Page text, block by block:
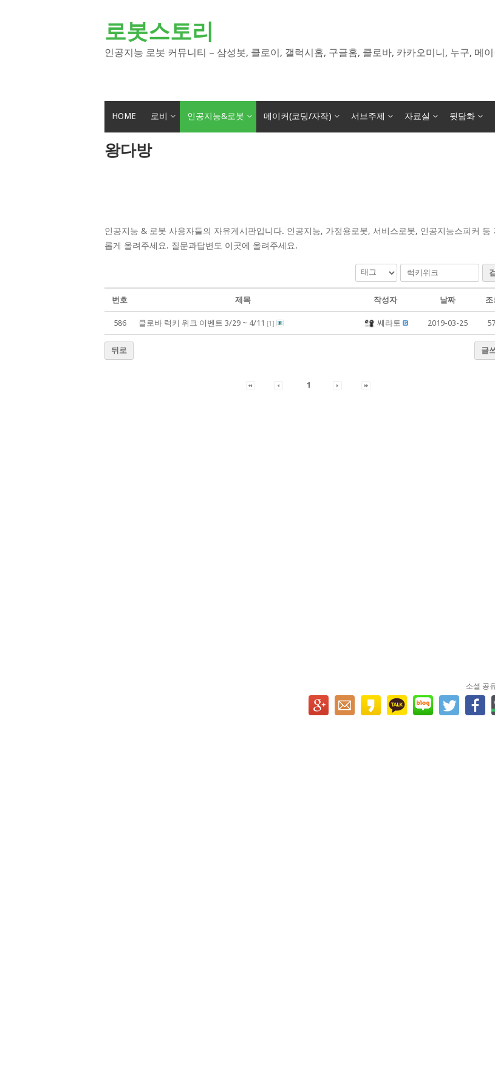
로봇스토리
인공지능 로봇 커뮤니티 – 삼성봇, 클로이, 갤럭시홈, 구글홈, 클로바, 카카오미니, 누구, 메
HOME 로비 인공지능&로봇 메이커(코딩/자작) 서브주제 자료실 뒷담화
왕다방
인공지능 & 로봇 사용자들의 자유게시판입니다. 인공지능, 가정용로봇, 서비스로봇, 인공지능스피커 등
롭게 올려주세요. 질문과답변도 이곳에 올려주세요.
번호 제목 작성자 날짜 조
586 클로바 럭키 위크 이벤트 3/29 ~ 4/11 [1 ] 쎄라토 2019-03-25
뒤로 글
1
소셜 공